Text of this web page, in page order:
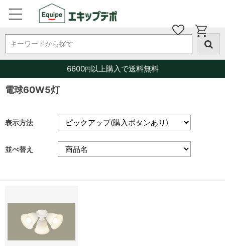
キーワードから探す
6600円以上購入で送料無料
電球60W5灯
表示方法
並べ替え